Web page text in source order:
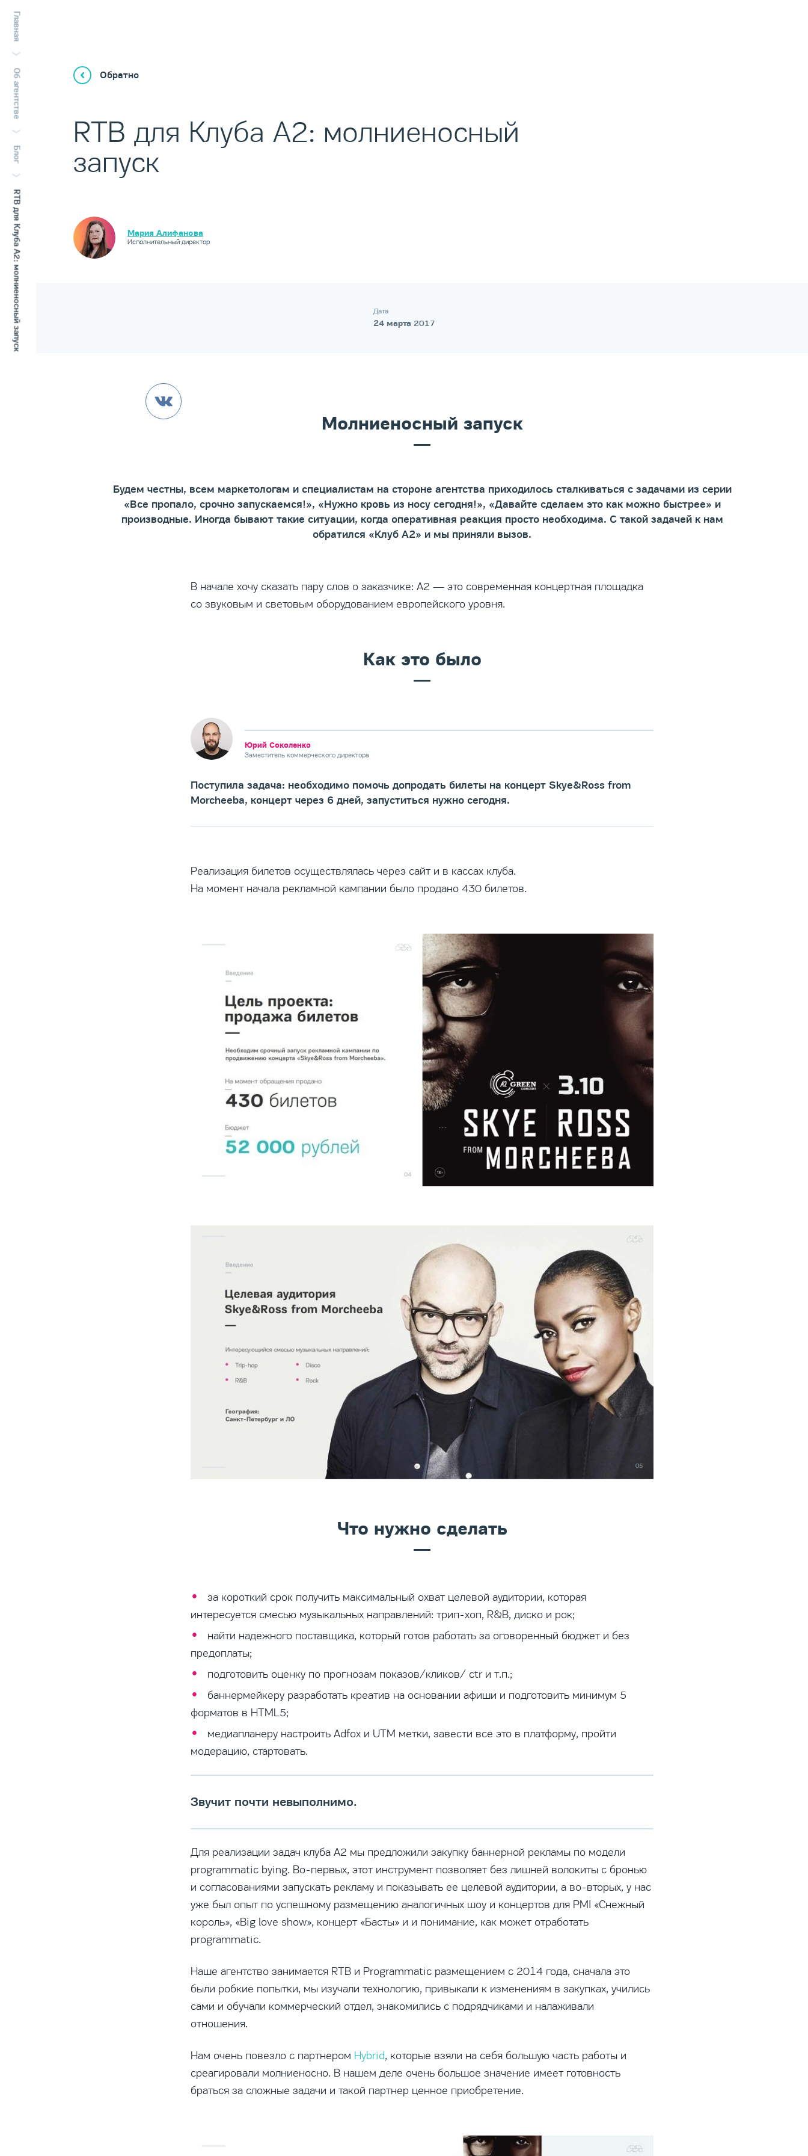
Главная
Об агентстве
Блог
RTB для Клуба А2: молниеносный запуск
Обратно
RTB для Клуба А2: молниеносный
запуск
Мария Алифанова
Исполнительный директор
Дата
24 марта 2017
Молниеносный запуск
Будем честны, всем маркетологам и специалистам на стороне агентства приходилось сталкиваться с задачами из серии
«Все пропало, срочно запускаемся!», «Нужно кровь из носу сегодня!», «Давайте сделаем это как можно быстрее» и
производные. Иногда бывают такие ситуации, когда оперативная реакция просто необходима. С такой задачей к нам
обратился «Клуб А2» и мы приняли вызов.
В начале хочу сказать пару слов о заказчике: А2 — это современная концертная площадка
со звуковым и световым оборудованием европейского уровня.
Как это было
Юрий Соколенко
Заместитель коммерческого директора
Поступила задача: необходимо помочь допродать билеты на концерт Skye&Ross from
Morcheeba, концерт через 6 дней, запуститься нужно сегодня.
Реализация билетов осуществлялась через сайт и в кассах клуба.
На момент начала рекламной кампании было продано 430 билетов.
Что нужно сделать
за короткий срок получить максимальный охват целевой аудитории, которая
интересуется смесью музыкальных направлений: трип-хоп, R&B, диско и рок;
найти надежного поставщика, который готов работать за оговоренный бюджет и без
предоплаты;
подготовить оценку по прогнозам показов/кликов/ ctr и т.п.;
баннермейкеру разработать креатив на основании афиши и подготовить минимум 5
форматов в HTML5;
медиапланеру настроить Adfox и UTM метки, завести все это в платформу, пройти
модерацию, стартовать.
Звучит почти невыполнимо.
Для реализации задач клуба А2 мы предложили закупку баннерной рекламы по модели
programmatic bying. Во-первых, этот инструмент позволяет без лишней волокиты с бронью
и согласованиями запускать рекламу и показывать ее целевой аудитории, а во-вторых, у нас
уже был опыт по успешному размещению аналогичных шоу и концертов для PMI «Снежный
король», «Big love show», концерт «Басты» и и понимание, как может отработать
programmatic.
Наше агентство занимается RTB и Programmatic размещением с 2014 года, сначала это
были робкие попытки, мы изучали технологию, привыкали к изменениям в закупках, учились
сами и обучали коммерческий отдел, знакомились с подрядчиками и налаживали
отношения.
Нам очень повезло с партнером Hybrid, которые взяли на себя большую часть работы и
среагировали молниеносно. В нашем деле очень большое значение имеет готовность
браться за сложные задачи и такой партнер ценное приобретение.